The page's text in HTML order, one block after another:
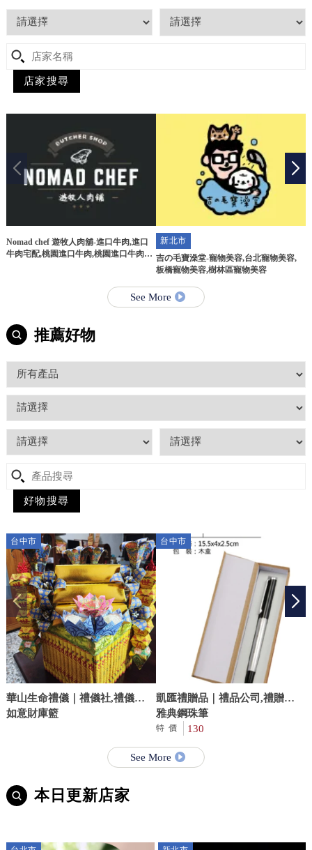
Nomad chef 遊牧人肉舖-進口牛肉,進口
牛肉宅配,桃園進口牛肉,桃園進口牛肉宅
新北市
吉の毛寶澡堂-寵物美容,台北寵物美容,
板橋寵物美容,樹林區寵物美容
See More
推薦好物
台中市
華山生命禮儀｜禮儀社,禮儀社
推薦,台中禮儀社,清水禮儀社
如意財庫籃
台中市
凱匯禮贈品｜禮品公司,禮贈品
公司,台中禮品公司,豐原廟會背
心訂製
雅典鋼珠筆
特價 130
See More
本日更新店家